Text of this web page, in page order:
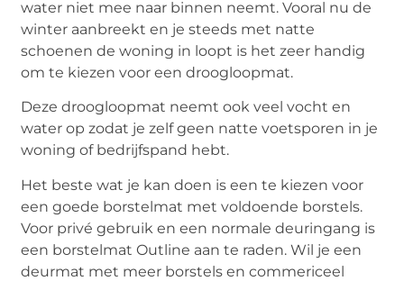
water niet mee naar binnen neemt. Vooral nu de
winter aanbreekt en je steeds met natte
schoenen de woning in loopt is het zeer handig
om te kiezen voor een droogloopmat.
Deze droogloopmat neemt ook veel vocht en
water op zodat je zelf geen natte voetsporen in je
woning of bedrijfspand hebt.
Het beste wat je kan doen is een te kiezen voor
een goede borstelmat met voldoende borstels.
Voor privé gebruik en een normale deuringang is
een borstelmat Outline aan te raden. Wil je een
deurmat met meer borstels en commericeel